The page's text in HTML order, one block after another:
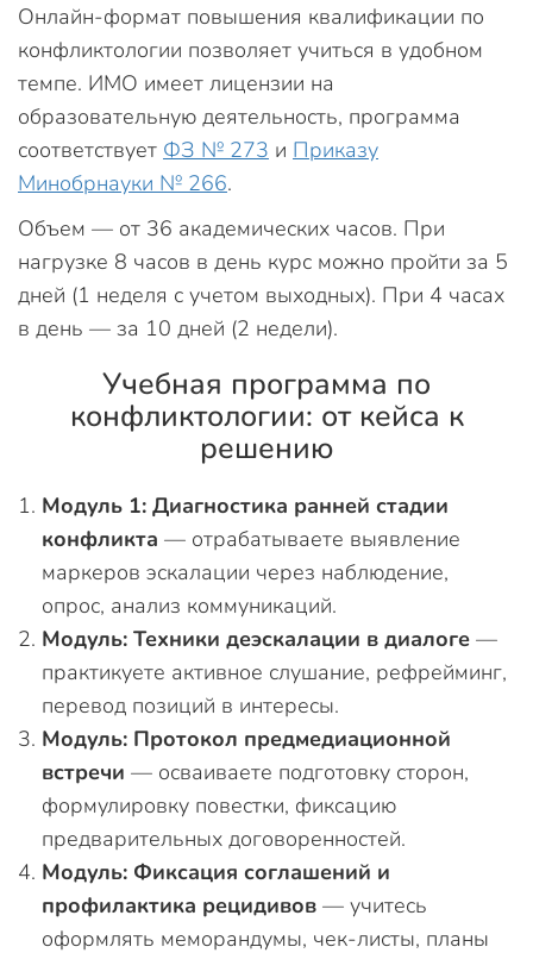
Онлайн-формат повышения квалификации по
конфликтологии позволяет учиться в удобном
темпе. ИМО имеет лицензии на
образовательную деятельность, программа
соответствует ФЗ № 273 и Приказу
Минобрнауки № 266.
Объем — от 36 академических часов. При
нагрузке 8 часов в день курс можно пройти за 5
дней (1 неделя с учетом выходных). При 4 часах
в день — за 10 дней (2 недели).
Учебная программа по
конфликтологии: от кейса к
решению
Модуль 1: Диагностика ранней стадии
конфликта — отрабатываете выявление
маркеров эскалации через наблюдение,
опрос, анализ коммуникаций.
Модуль: Техники деэскалации в диалоге —
практикуете активное слушание, рефрейминг,
перевод позиций в интересы.
Модуль: Протокол предмедиационной
встречи — осваиваете подготовку сторон,
формулировку повестки, фиксацию
предварительных договоренностей.
Модуль: Фиксация соглашений и
профилактика рецидивов — учитесь
оформлять меморандумы, чек-листы, планы